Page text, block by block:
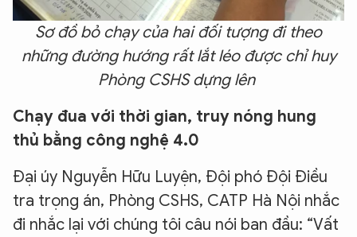
Sơ đồ bỏ chạy của hai đối tượng đi theo
những đường hướng rất lắt léo được chỉ huy
Phòng CSHS dựng lên
Chạy đua với thời gian, truy nóng hung
thủ bằng công nghệ 4.0
Đại úy Nguyễn Hữu Luyện, Đội phó Đội Điều
tra trọng án, Phòng CSHS, CATP Hà Nội nhắc
đi nhắc lại với chúng tôi câu nói ban đầu: “Vất